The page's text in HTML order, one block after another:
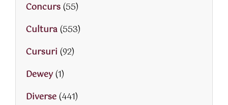
Concurs(55)
Cultura(553)
Cursuri (92)
Dewey(1)
Diverse(441)